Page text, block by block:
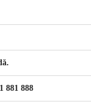
881 888